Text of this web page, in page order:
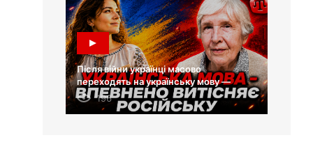
Після війни українці масово
переходять на українську мову —
Лариса Масенко
196